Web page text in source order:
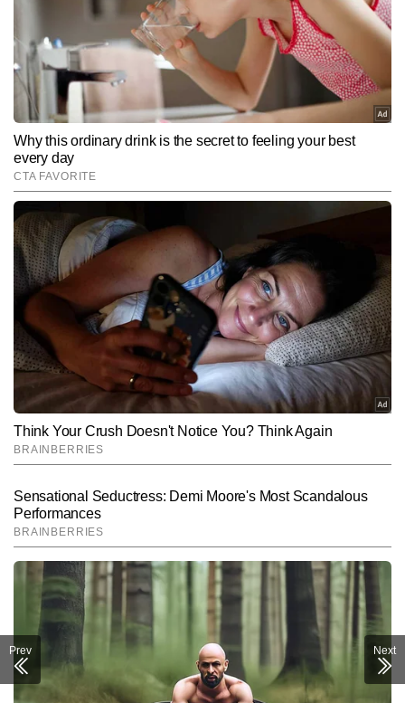
कम्युनिकेशन की डिग्री प्राप्त करने के बाद वह पिछले 5 सालों से एजुकेशन बीट को
मजबूती से संभाल रही हैं। कुसुम को खबरों को सबसे पहले ब्रेक करने, विषय की
गहराई में जाकर स्टोरी तैयार करने और युवाओं को उनके करियर से जुड़ी सटीक
जानकारी देने में विशेष दक्षता प्राप्त है। कुसुम की लेखन शैली संक्षिप्त, शोध
आधारित और प्रभावशाली है। वे एग्जाम टिप्स, करियर गाइडेंस, सरकारी नौकरी से
जुड़ी खबरें, बोर्ड रिजल्ट और सक्सेस स्टोरीज़ जैसे विषयों पर सटीक और भरोसेमंद
कंटेंट तैयार करने के लिए जानी जाती हैं। कुसुम अबतक पांच हजार से अधिक
बाइलाइन रिपोर्ट पब्लिश  कर चुकी हैं। उन्हें ब्लॉगिंग, वेब स्टोरीज और ट्रेंडिंग
एजुकेशनल टॉपिक्स पर काम करने का खास शौक है। उनका मानना है कि – "शिक्षा
सिर्फ करियर का माध्यम नहीं, बल्कि सोच और समाज दोनों को बदलने की शक्ति
और पढ़ें
Follow Us:
Subscribe to our daily Newsletter!
Prev Next